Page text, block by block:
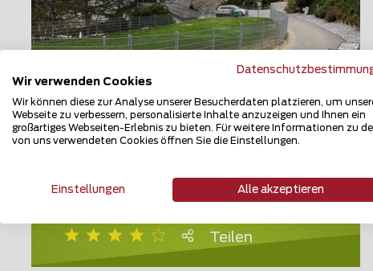
Doppelstabmattenzaun
3942 Niedergesteln
Teilen
Wir verwenden Cookies
Wir können diese zur Analyse unserer Besucherdaten platzieren, um
Webseite zu verbessern, personalisierte Inhalte anzuzeigen und Ihnen ein
großartiges Webseiten-Erlebnis zu bieten. Für weitere Informationen zu
von uns verwendeten Cookies öffnen Sie die Einstellungen.
Einstellungen Alle akzeptieren